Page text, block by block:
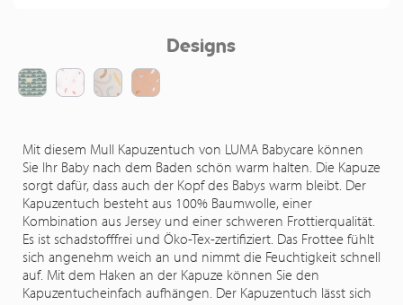
Designs
Mit diesem Mull Kapuzentuch von LUMA Babycare können
Sie Ihr Baby nach dem Baden schön warm halten. Die Kapuze
sorgt dafür, dass auch der Kopf des Babys warm bleibt. Der
Kapuzentuch besteht aus 100% Baumwolle, einer
Kombination aus Jersey und einer schweren Frottierqualität.
Es ist schadstofffrei und Öko-Tex-zertifiziert. Das Frottee fühlt
sich angenehm weich an und nimmt die Feuchtigkeit schnell
auf. Mit dem Haken an der Kapuze können Sie den
Kapuzentucheinfach aufhängen. Der Kapuzentuch lässt sich